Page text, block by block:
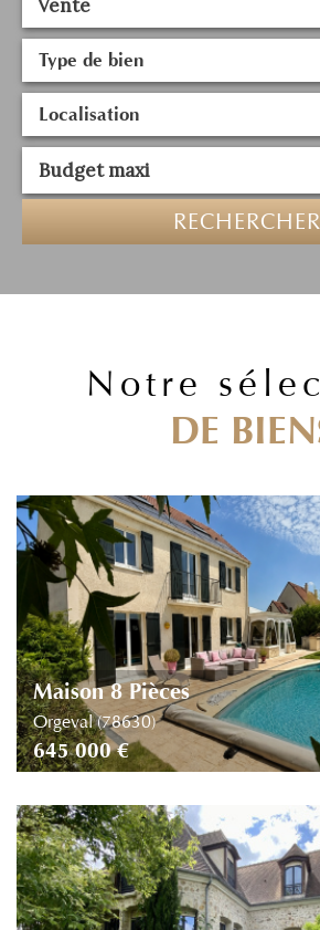
Vente
Piscine Parking Terrasse
RECHERCHER
notre
DE
Maison 8 Pièces
Orgeval (78630)
645 000 €